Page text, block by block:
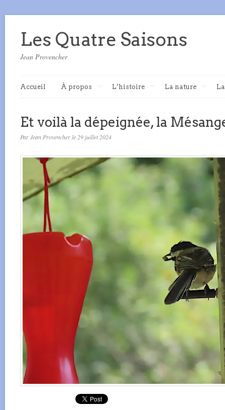
Les Quatre Saisons
Jean Provencher
Accueil À propos L’histoire La nature
Et voilà la dépeignée, la
Par Jean Provencher le 29 juillet 2024